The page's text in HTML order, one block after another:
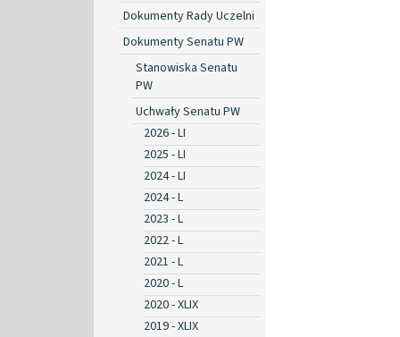
Dokumenty Rady Uczelni
Dokumenty Senatu PW
Stanowiska Senatu
PW
Uchwały Senatu PW
2026 - LI
2025 - LI
2024 - LI
2024 - L
2023 - L
2022 - L
2021 - L
2020 - L
2020 - XLIX
2019 - XLIX